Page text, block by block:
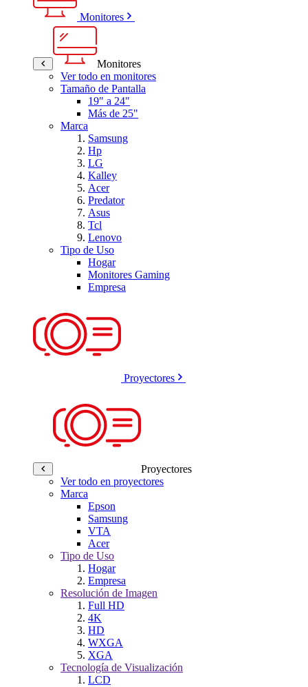
Monitores
Monitores
Ver todo en monitores
Tamaño de Pantalla
19" a 24"
Más de 25"
Marca
Samsung
Hp
LG
Kalley
Acer
Predator
Asus
Tcl
Lenovo
Tipo de Uso
Hogar
Monitores Gaming
Empresa
Proyectores
Proyectores
Ver todo en proyectores
Marca
Epson
Samsung
VTA
Acer
Tipo de Uso
Hogar
Empresa
Resolución de Imagen
Full HD
4K
HD
WXGA
XGA
Tecnología de Visualización
LCD